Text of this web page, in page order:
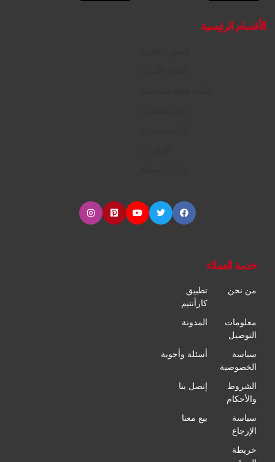
الأقسام الرئيسية
خدمة العملاء
من نحن
تطبيق
كارأنتيم
معلومات
التوصيل
المدونة
سياسة
الخصوصية
أسئلة وأجوبة
الشروط
والأحكام
إتصل بنا
سياسة
الإرجاع
بيع معنا
خريطة